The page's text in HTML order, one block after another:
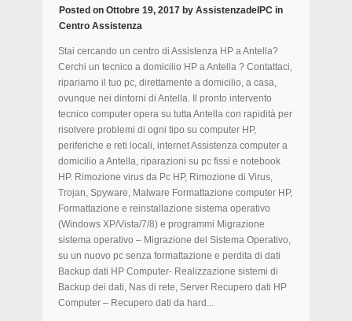
Posted on Ottobre 19, 2017 by AssistenzadelPC in
Centro Assistenza
Stai cercando un centro di Assistenza HP a Antella?
Cerchi un tecnico a domicilio HP a Antella ? Contattaci,
ripariamo il tuo pc, direttamente a domicilio, a casa,
ovunque nei dintorni di Antella. Il pronto intervento
tecnico computer opera su tutta Antella con rapidità per
risolvere problemi di ogni tipo su computer HP,
periferiche e reti locali, internet Assistenza computer a
domicilio a Antella, riparazioni su pc fissi e notebook
HP. Rimozione virus da Pc HP, Rimozione di Virus,
Trojan, Spyware, Malware Formattazione computer HP,
Formattazione e reinstallazione sistema operativo
(Windows XP/Vista/7/8) e programmi Migrazione
sistema operativo – Migrazione del Sistema Operativo,
su un nuovo pc senza formattazione e perdita di dati
Backup dati HP Computer- Realizzazione sistemi di
Backup dei dati, Nas di rete, Server Recupero dati HP
Computer – Recupero dati da hard...